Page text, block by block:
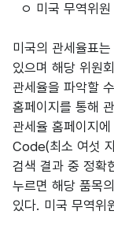
ㅇ 미국 무역위
미국의 관세율표
있으며 해당 위원
관세율을 파악할
홈페이지를 통해
관세율 홈페이지
Code(최소 여섯
검색 결과 중 정확
누르면 해당 품목
있다. 미국 무역위